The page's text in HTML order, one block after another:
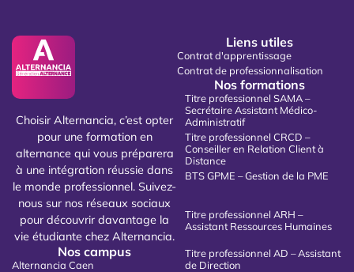
Choisir Alternancia, c’est opter
pour une formation en
alternance qui vous préparera
à une intégration réussie dans
le monde professionnel. Suivez-
nous sur nos réseaux sociaux
pour découvrir davantage la
vie étudiante chez Alternancia.
Nos campus
Alternancia Caen
Liens utiles
Contrat d'apprentissage
Contrat de professionnalisation
Nos formations
Titre professionnel SAMA –
Secrétaire Assistant Médico-
Administratif
Titre professionnel CRCD –
Conseiller en Relation Client à
Distance
BTS GPME – Gestion de la PME
Titre professionnel ARH –
Assistant Ressources Humaines
Titre professionnel AD – Assistant
de Direction